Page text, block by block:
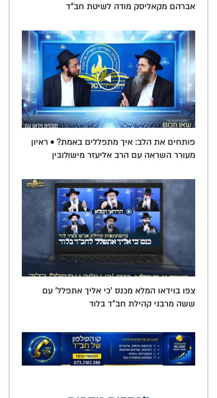
אברהם מקאליסק מודה לשיטת חב"ד
פותחים את הלב: איך מתפללים באמת? • ראיון
מעורר השראה עם הרב אליעזר מישולובין
צפו בוידאו המלא מכנס 'כי אליך אתפלל' עם
ששה מרבני קהילת חב"ד בלוד